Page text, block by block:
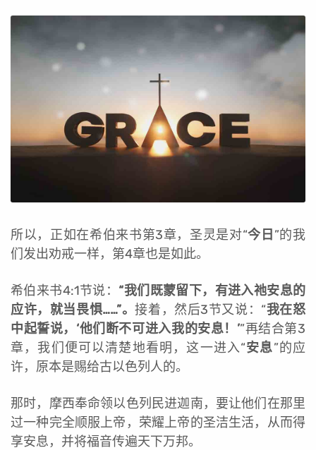
所以，正如在希伯来书第3章，圣灵是对“今日 ”的我
们发出劝戒一样，第4章也是如此。
希伯来书4:1节说： “我们既蒙留下，有进入祂安息的
应许，就当畏惧……”。接着，然后3节又说：“我在怒
中起誓说，‘他们断不可进入我的安息！’”再结合第3
章，我们便可以清楚地看明，这一进入“安息”的应
许，原本是赐给古以色列人的。
那时，摩西奉命领以色列民进迦南，要让他们在那里
过一种完全顺服上帝，荣耀上帝的圣洁生活，从而得
享安息，并将福音传遍天下万邦。